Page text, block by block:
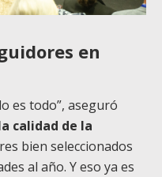
en
es todo”, aseguró
calidad de la
bien seleccionados
al año. Y eso ya es